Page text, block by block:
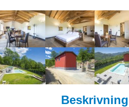
Beskrivning